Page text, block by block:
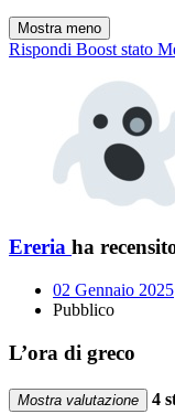
Mostra meno
Rispondi Boost stato
Ereria ha
02 Gennaio 2025
Pubblico
L’ora di greco
Mostra valutazione 4